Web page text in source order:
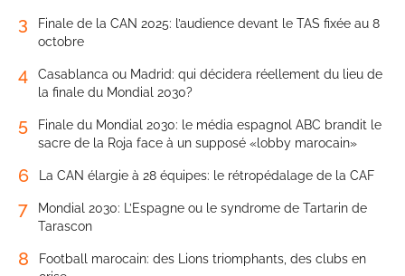
3
Finale de la CAN 2025: l’audience devant le TAS fixée au 8
octobre
4
Casablanca ou Madrid: qui décidera réellement du lieu de
la finale du Mondial 2030?
5
Finale du Mondial 2030: le média espagnol ABC brandit le
sacre de la Roja face à un supposé «lobby marocain»
6 La CAN élargie à 28 équipes: le rétropédalage de la CAF
7
Mondial 2030: L’Espagne ou le syndrome de Tartarin de
Tarascon
8
Football marocain: des Lions triomphants, des clubs en